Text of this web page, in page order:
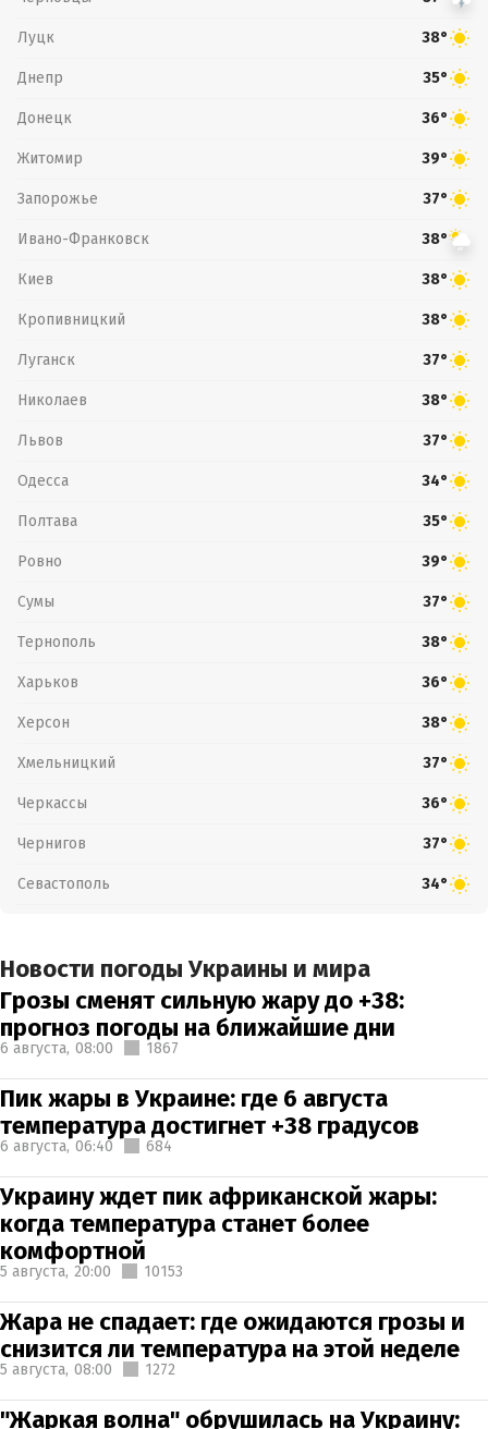
Луцк 38°
Днепр 35°
Донецк 36°
Житомир 39°
Запорожье 37°
Ивано-Франковск 38°
Киев 38°
Кропивницкий 38°
Луганск 37°
Николаев 38°
Львов 37°
Одесса 34°
Полтава 35°
Ровно 39°
Сумы 37°
Тернополь 38°
Харьков 36°
Херсон 38°
Хмельницкий 37°
Черкассы 36°
Чернигов 37°
Севастополь 34°
Новости погоды Украины и мира
Грозы сменят сильную жару до +38:
прогноз погоды на ближайшие дни
6 августа, 08:00 1867
Пик жары в Украине: где 6 августа
температура достигнет +38 градусов
6 августа, 06:40 684
Украину ждет пик африканской жары:
когда температура станет более
комфортной
5 августа, 20:00 10153
Жара не спадает: где ожидаются грозы и
снизится ли температура на этой неделе
5 августа, 08:00 1272
"Жаркая волна" обрушилась на Украину: